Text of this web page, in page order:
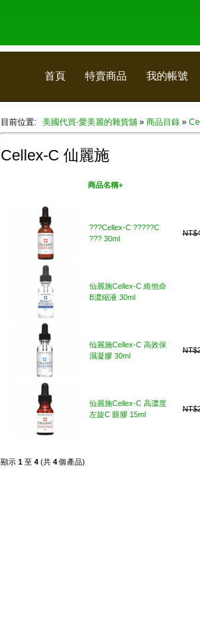
首頁 特賣商品 我的帳號
目前位置: 美國代買-愛美麗的雜貨舖 » 商品目錄 »
Cellex-C 仙麗施
商品名稱+
???Cellex-C ?????C
??? 30ml
仙麗施Cellex-C 維他命
B濃縮液 30ml
仙麗施Cellex-C 高效保
濕凝膠 30ml
仙麗施Cellex-C 高濃度
左旋C 眼膠 15ml
顯示 1 至 4 (共 4個產品)